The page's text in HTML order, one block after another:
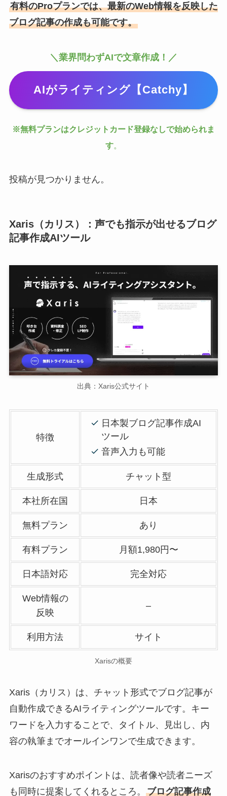
有料のProプランでは、最新のWeb情報を反映した
ブログ記事の作成も可能です。
＼業界問わずAIで文章作成！／
AIがライティング【Catchy】
※無料プランはクレジットカード登録なしで始められま
す
投稿が見つかりません。
Xaris（カリス）：声でも指示が出せるブログ
記事作成AIツール
出典：Xaris公式サイト
特徴
日本製ブログ記事作成AI
ツール
音声入力も可能
生成形式 チャット型
本社所在国 日本
無料プラン あり
有料プラン 月額1,980円〜
日本語対応 完全対応
Web情報の
反映
–
利用方法 サイト
Xarisの概要
Xaris（カリス）は、チャット形式でブログ記事が
自動作成できるAIライティングツールです。キー
ワードを入力することで、タイトル、見出し、内
容の執筆までオールインワンで生成できます。
Xarisのおすすめポイントは、読者像や読者ニーズ
も同時に提案してくれるところ。 ブログ記事作成